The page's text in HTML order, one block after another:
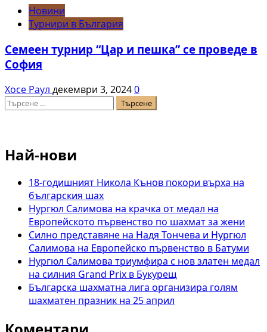
Новини
Турнири в България
Семеен турнир “Цар и пешка” се проведе в
София
Хосе Раул декември 3, 20240
Търсене
за:
Най-нови
18-годишният Никола Кънов покори върха на
българския шах
Нургюл Салимова на крачка от медал на
Европейското първенство по шахмат за жени
Силно представяне на Надя Тончева и Нургюл
Салимова на Европейско първенство в Батуми
Нургюл Салимова триумфира с нов златен медал
на силния Grand Prix в Букурещ
Българска шахматна лига организира голям
шахматен празник на 25 април